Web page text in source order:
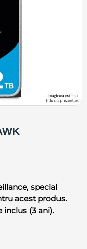
special
acest produs.
inclus (3 ani).